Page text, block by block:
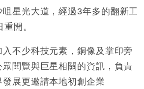
老鋪黃金目標價至505元 惟維持「增
室太子店涉提供失實資料 遭禁申請輸入
星光大道，經過 3年多的翻新工
重開。
不少科技元素，銅像及掌印旁
閱覽與巨星相關的資訊，負責
展更邀請本地初創企業